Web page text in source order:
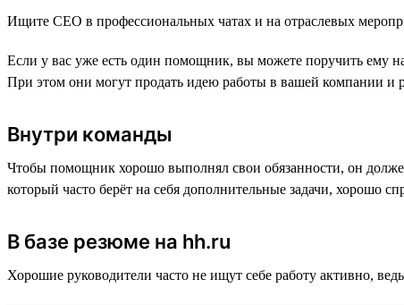
Ищите CEO в профессиональных чатах и на отраслевых
Если у вас уже есть один помощник, вы можете поручить ему
При этом они могут продать идею работы в вашей компании и
Внутри команды
Чтобы помощник хорошо выполнял свои обязанности, он
который часто берёт на себя дополнительные задачи, хорошо
В базе резюме на hh.ru
Хорошие руководители часто не ищут себе работу активно,